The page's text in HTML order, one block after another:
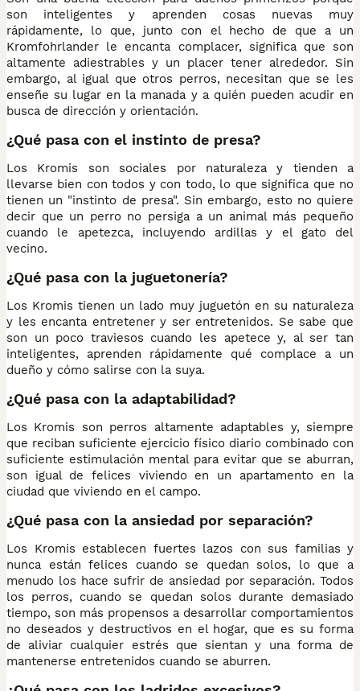
son inteligentes y aprenden cosas nuevas muy
rápidamente, lo que, junto con el hecho de que a un
Kromfohrlander le encanta complacer, significa que son
altamente adiestrables y un placer tener alrededor. Sin
embargo, al igual que otros perros, necesitan que se les
enseñe su lugar en la manada y a quién pueden acudir en
busca de dirección y orientación.
¿Qué pasa con el instinto de presa?
Los Kromis son sociales por naturaleza y tienden a
llevarse bien con todos y con todo, lo que significa que no
tienen un "instinto de presa". Sin embargo, esto no quiere
decir que un perro no persiga a un animal más pequeño
cuando le apetezca, incluyendo ardillas y el gato del
vecino.
¿Qué pasa con la juguetonería?
Los Kromis tienen un lado muy juguetón en su naturaleza
y les encanta entretener y ser entretenidos. Se sabe que
son un poco traviesos cuando les apetece y, al ser tan
inteligentes, aprenden rápidamente qué complace a un
dueño y cómo salirse con la suya.
¿Qué pasa con la adaptabilidad?
Los Kromis son perros altamente adaptables y, siempre
que reciban suficiente ejercicio físico diario combinado con
suficiente estimulación mental para evitar que se aburran,
son igual de felices viviendo en un apartamento en la
ciudad que viviendo en el campo.
¿Qué pasa con la ansiedad por separación?
Los Kromis establecen fuertes lazos con sus familias y
nunca están felices cuando se quedan solos, lo que a
menudo los hace sufrir de ansiedad por separación. Todos
los perros, cuando se quedan solos durante demasiado
tiempo, son más propensos a desarrollar comportamientos
no deseados y destructivos en el hogar, que es su forma
de aliviar cualquier estrés que sientan y una forma de
mantenerse entretenidos cuando se aburren.